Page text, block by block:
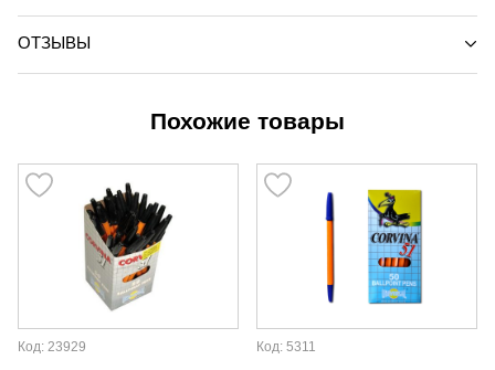
ОТЗЫВЫ
Похожие товары
Код: 23929 Код: 5311